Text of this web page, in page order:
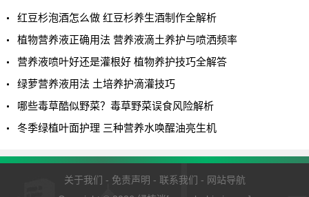
红豆杉泡酒怎么做 红豆杉养生酒制作全解析
植物营养液正确用法 营养液滴土养护与喷洒频率
营养液喷叶好还是灌根好 植物养护技巧全解答
绿萝营养液用法 土培养护滴灌技巧
哪些毒草酷似野菜？毒草野菜误食风险解析
冬季绿植叶面护理 三种营养水唤醒油亮生机
关于我们 - 免责声明 - 联系我们 - 网站导航